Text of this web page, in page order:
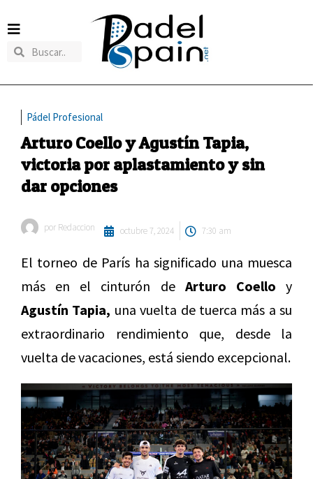
Pádel Profesional
Arturo Coello y Agustín Tapia,
victoria por aplastamiento y sin
dar opciones
por Redaccion octubre 7, 2024 7:30 am
El torneo de París ha significado una muesca
más en el cinturón de Arturo Coello y
Agustín Tapia, una vuelta de tuerca más a su
extraordinario rendimiento que, desde la
vuelta de vacaciones, está siendo excepcional.